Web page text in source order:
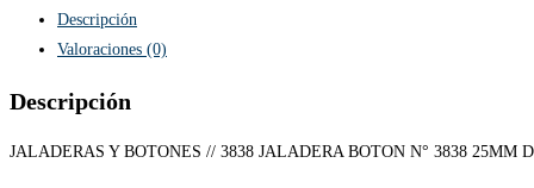
Descripción
Valoraciones (0)
Descripción
JALADERAS Y BOTONES // 3838 JALADERA BOTON N° 3838